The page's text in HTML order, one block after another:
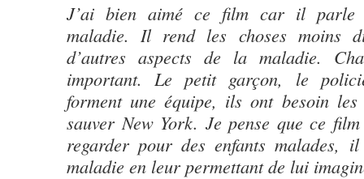
J’ai bien aimé ce film car il parle
maladie. Il rend les choses moins
d’autres aspects de la maladie.
important. Le petit garçon, le
forment une équipe, ils ont besoin
sauver New York. Je pense que ce
regarder pour des enfants
maladie en leur permettant de lui